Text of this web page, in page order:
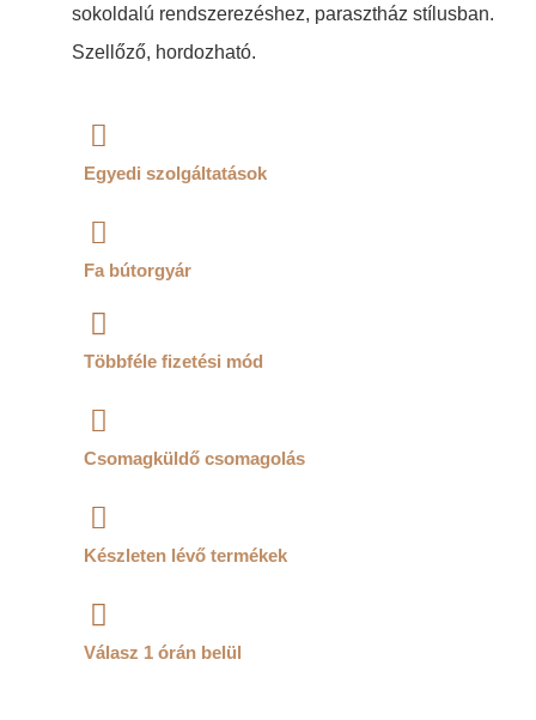
sokoldalú rendszerezéshez, parasztház stílusban.
Szellőző, hordozható.
Egyedi szolgáltatások
Fa bútorgyár
Többféle fizetési mód
Csomagküldő csomagolás
Készleten lévő termékek
Válasz 1 órán belül